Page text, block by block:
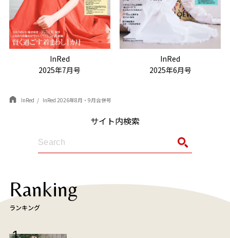
InRed
2025年7月号
InRed
2025年6月号
InRed InRed 2026年8月・9月合併号
サイト内検索
Ranking
ランキング